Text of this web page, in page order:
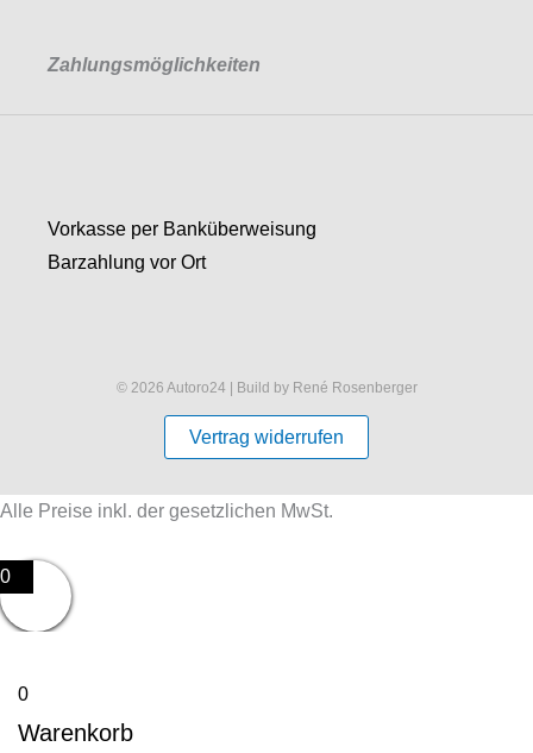
Zahlungsmöglichkeiten
Vorkasse per Banküberweisung
Barzahlung vor Ort
© 2026 Autoro24 | Build by René Rosenberger
Vertrag widerrufen
Alle Preise inkl. der gesetzlichen MwSt.
0
0
Warenkorb